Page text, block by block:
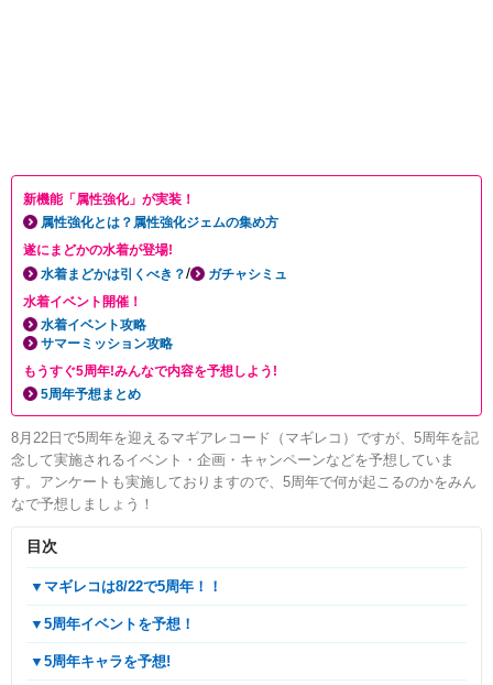
新機能「属性強化」が実装！
属性強化とは？属性強化ジェムの集め方
遂にまどかの水着が登場!
水着まどかは引くべき？/
ガチャシミュ
水着イベント開催！
水着イベント攻略
サマーミッション攻略
もうすぐ5周年!みんなで内容を予想しよう!
5周年予想まとめ
8月22日で5周年を迎えるマギアレコード（マギレコ）ですが、5周年を記
念して実施されるイベント・企画・キャンペーンなどを予想していま
す。アンケートも実施しておりますので、5周年で何が起こるのかをみん
なで予想しましょう！
目次
▼マギレコは8/22で5周年！！
▼5周年イベントを予想！
▼5周年キャラを予想!